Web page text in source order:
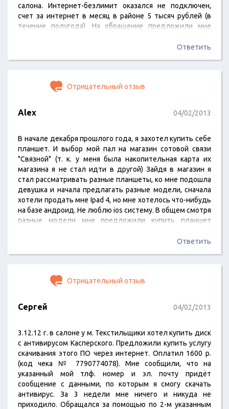
салона. Интернет-безлимит оказался не подключен,
счет за интернет в месяц в районе 5 тысяч рублей (в
течение полугода). На обращение предложили мне
Через 2 недели оказалось, что у меня слишком
незаконно. Только после…
Ответить
Отрицательный отзыв
Alex 04/02/2013
В начале декабря прошлого года, я захотел купить себе
планшет. И выбор мой пал на магазин сотовой связи
"Связной" (т. к. у меня была накопительная карта их
магазина я не стал идти в другой) Зайдя в магазин я
стал рассматривать разные планшеты, ко мне подошла
девушка и начала предлагать разные модели, сначала
хотели продать мне Ipad 4, но мне хотелось что-нибудь
на базе андроид. Не люблю ios систему. В общем смотря
разные модели мне предложили купить планшет
поступивший в продажу. Цена конечно дороговатая
Ответить
Отрицательный отзыв
Сергей 04/02/2013
3.12.12 г. в салоне у м. Текстильщики хотел купить диск
с антивирусом Касперского. Предложили купить услугу
скачивания этого ПО через интернет. Оплатил 1600 р.
(код чека № 7790774078). Мне сообщили, что на
указанный мой тлф. номер и эл. почту придёт
сообщение с данными, по которым я смогу скачать
антивирус. За 3 недели мне ничего и никуда не
приходило. Обращался за помощью по 2-м указанным